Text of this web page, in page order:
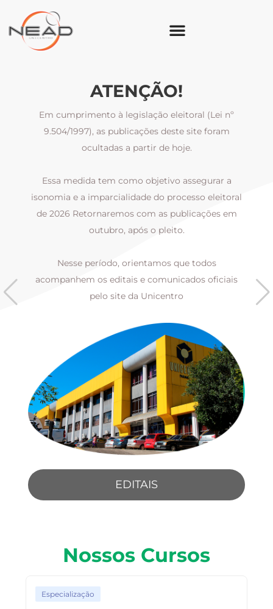
ATENÇÃO!
Em cumprimento à legislação eleitoral (Lei nº
9.504/1997), as publicações deste site foram
ocultadas a partir de hoje.
Essa medida tem como objetivo assegurar a
isonomia e a imparcialidade do processo eleitoral
de 2026 Retornaremos com as publicações em
outubro, após o pleito.
Nesse período, orientamos que todos
acompanhem os editais e comunicados oficiais
pelo site da Unicentro
EDITAIS
Nossos Cursos
Especialização